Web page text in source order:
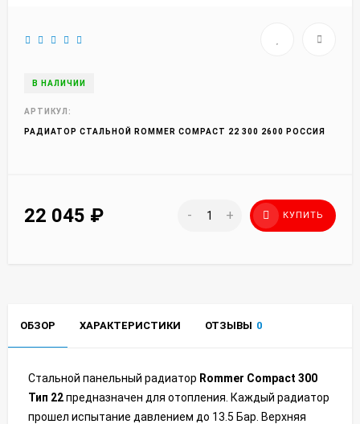
В НАЛИЧИИ
АРТИКУЛ:
РАДИАТОР СТАЛЬНОЙ ROMMER COMPACT 22 300 2600 РОССИЯ
22 045 ₽ - + КУПИТЬ
ОБЗОР ХАРАКТЕРИСТИКИ ОТЗЫВЫ 0
Стальной панельный радиатор Rommer Compact 300
Тип 22предназначен для отопления. Каждый радиатор
прошел испытание давлением до 13.5 Бар. Верхняя